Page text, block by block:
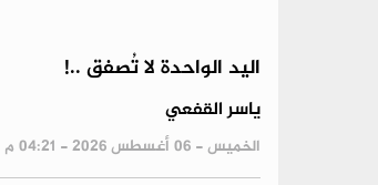
اليد الواحدة لا تُصفق ..!
ياسر القفعي
الخميس - 06 أغسطس 2026 - 04:21 م